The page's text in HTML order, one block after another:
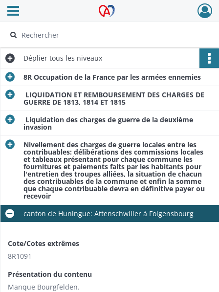
Archives Alsace - Colmar
Ouvrir le menu déroulant
Déplier tous les niveaux
8R Occupation de la France par les armées ennemies
LIQUIDATION ET REMBOURSEMENT DES CHARGES DE
GUERRE DE 1813, 1814 ET 1815
Liquidation des charges de guerre de la deuxième
invasion
Nivellement des charges de guerre locales entre les
contribuables: délibérations des commissions locales
et tableaux présentant pour chaque commune les
fournitures et paiements faits par les habitants pour
l'entretien des troupes alliées, la situation de chacun
des contribuables de la commune et enfin la somme
que chaque contribuable devra en définitive payer ou
recevoir
canton de Huningue: Attenschwiller à Folgensbourg
Cote/Cotes extrêmes
8R1091
Présentation du contenu
Manque Bourgfelden.